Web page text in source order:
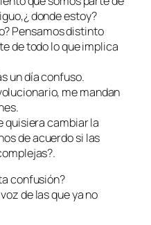
donde estoy?
Pensamos distinto
de todo lo que implica
un día confuso.
me mandan
quisiera cambiar la
de acuerdo si las
confusión?
de las que ya no